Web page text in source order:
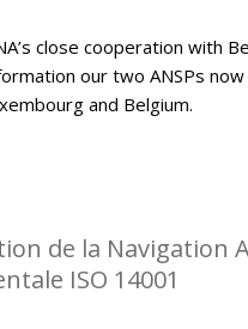
close cooperation with
our two ANSPs
and Belgium.
de la
ISO 14001